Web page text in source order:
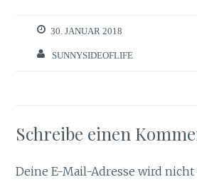
30. JANUAR 2018
SUNNYSIDEOFLIFE
Schreibe einen
Deine E-Mail-Adresse wird